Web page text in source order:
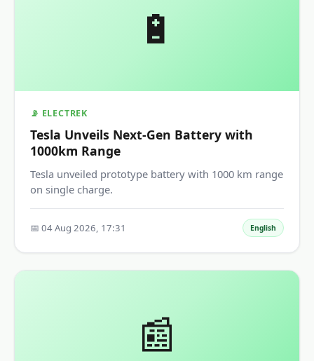
🔋
📡 ELECTREK
Tesla Unveils Next-Gen Battery with
1000km Range
Tesla unveiled prototype battery with 1000 km range
on single charge.
📅 04 Aug 2026, 17:31 English
📰